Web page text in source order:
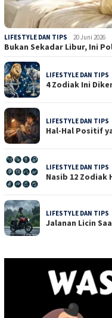
LIFESTYLE DAN TIPS 20 Juni 2026
Bukan Sekadar Libur, Ini
LIFESTYLE DAN TIPS
4 Zodiak Ini
LIFESTYLE DAN TIPS
Hal-Hal Positif
LIFESTYLE DAN TIPS
Nasib 12
LIFESTYLE DAN TIPS
Jalanan Licin